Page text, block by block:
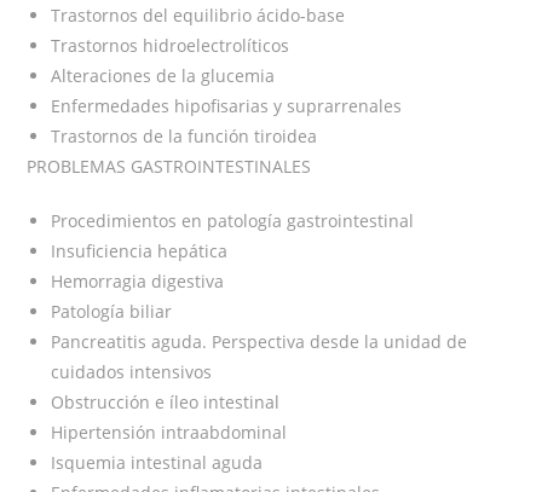
Trastornos del equilibrio ácido-base
Trastornos hidroelectrolíticos
Alteraciones de la glucemia
Enfermedades hipofisarias y suprarrenales
Trastornos de la función tiroidea
PROBLEMAS GASTROINTESTINALES
Procedimientos en patología gastrointestinal
Insuficiencia hepática
Hemorragia digestiva
Patología biliar
Pancreatitis aguda. Perspectiva desde la unidad de
cuidados intensivos
Obstrucción e íleo intestinal
Hipertensión intraabdominal
Isquemia intestinal aguda